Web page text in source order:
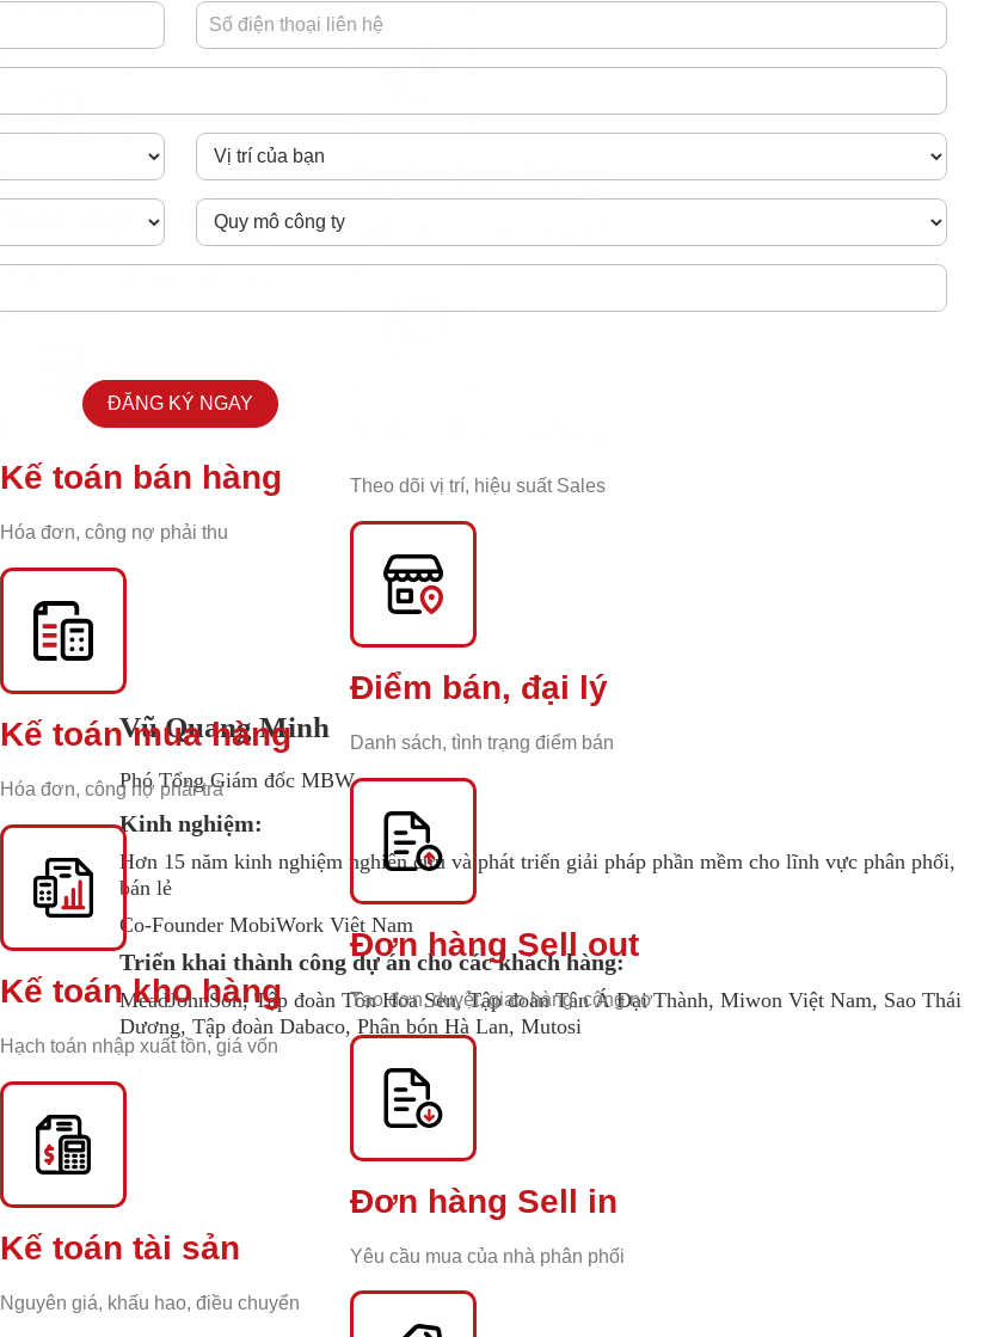
Tiền mặt & tiền gửi
Kế toán bán hàng
Hóa đơn, công nợ phải thu
Kế toán mua hàng
Hóa đơn, công nợ phải trả
Kế toán kho hàng
Hạch toán nhập xuất tồn, giá vốn
Kế toán tài sản
Nguyên giá, khấu hao, điều chuyển
Tuyến bán hàng
Theo dõi vị trí, hiệu suất Sales
Điểm bán, đại lý
Danh sách, tình trạng điểm bán
Đơn hàng Sell out
Tạo đơn, duyệt, giao hàng, công nợ
Đơn hàng Sell in
Yêu cầu mua của nhà phân phối
ĐĂNG KÝ NGAY
Vũ Quang Minh
Phó Tổng Giám đốc MBW
Kinh nghiệm:
Hơn 15 năm kinh nghiệm nghiên cứu và phát triển giải pháp phần mềm cho lĩnh vực phân phối,
bán lẻ
Co-Founder MobiWork Việt Nam
Triển khai thành công dự án cho các khách hàng:
MeadJohnSon, Tập đoàn Tôn Hoa Sen, Tập đoàn Tân Á Đại Thành, Miwon Việt Nam, Sao Thái
Dương, Tập đoàn Dabaco, Phân bón Hà Lan, Mutosi